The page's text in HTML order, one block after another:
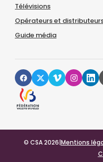
Télévisions
Opérateurs et
Guide média
© CSA 2026|Mentions